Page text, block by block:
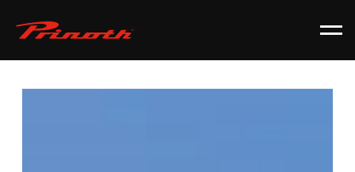
Prinoth - Corporate Website